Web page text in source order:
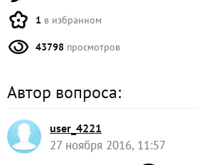
1 в избранном
43798 просмотров
Автор вопроса:
user_4221
27 ноября 2016, 11:57